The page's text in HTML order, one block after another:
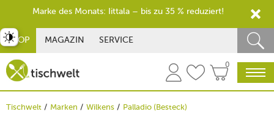
SHOP MAGAZIN SERVICE
0
Tischwelt Marken Wilkens Palladio (Besteck)
umschalten
Marke des Monats: Iittala – bis zu 35 % reduziert!